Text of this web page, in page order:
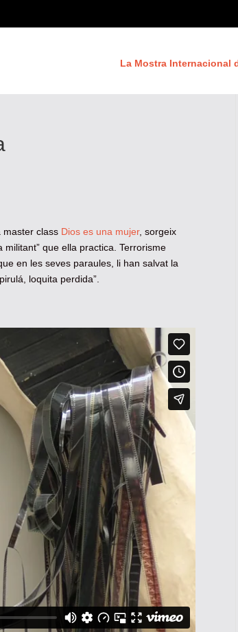
La Mostra Internacional
master class Dios es una mujer, sorgeix
militant” que ella practica. Terrorisme
en les seves paraules, li han salvat la
loquita perdida”.